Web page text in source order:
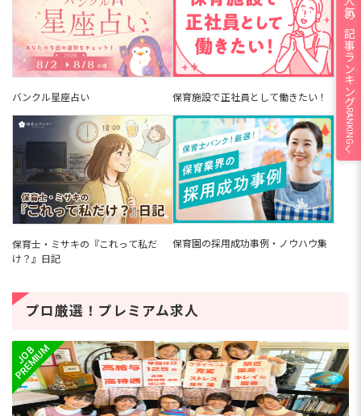
バンクル星座占い 保育施設で正社員として働きたい！
保育士・ミサキの『これって私だ
け？』日記
保育園の採用成功事例・ノウハウ集
プロ厳選！プレミアム求人
人気の記事ランキング
RANKING